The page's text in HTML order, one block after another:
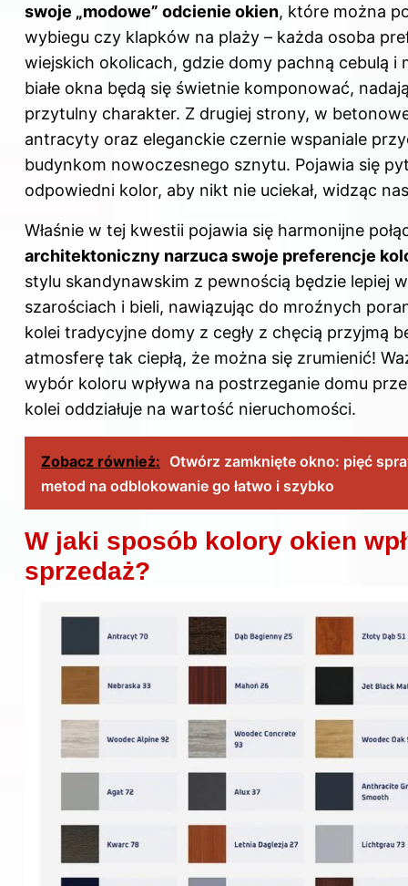
swoje „modowe” odcienie okien, które można
wybiegu czy klapków na plaży – każda osoba
wiejskich okolicach, gdzie domy pachną cebulą i
białe okna będą się świetnie komponować,
przytulny charakter. Z drugiej strony, w
antracyty oraz eleganckie czernie wspaniale
budynkom nowoczesnego sznytu. Pojawia się
odpowiedni kolor, aby nikt nie uciekał, widząc
Właśnie w tej kwestii pojawia się harmonijne
architektoniczny narzuca swoje preferencje
stylu skandynawskim z pewnością będzie lepiej
szarościach i bieli, nawiązując do mroźnych
kolei tradycyjne domy z cegły z chęcią przyjmą
atmosferę tak ciepłą, że można się zrumienić!
wybór koloru wpływa na postrzeganie domu
kolei oddziałuje na wartość nieruchomości.
Zobacz również: Otwórz zamknięte okno: pięć
metod na odblokowanie go łatwo i szybko
W jaki sposób kolory okien
sprzedaż?